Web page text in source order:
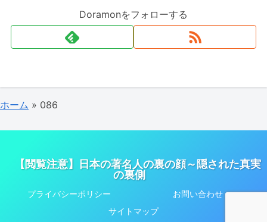
Doramonをフォローする
ホーム » 086
【閲覧注意】日本の著名人の裏の顔～隠された真実
の裏側
プライバシーポリシー
お問い合わせ
サイトマップ